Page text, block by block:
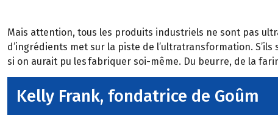
Mais attention, tous les produits industriels ne sont pas
d’ingrédients met sur la piste de l’ultratransformation.
si on aurait pu les fabriquer soi-même. Du beurre, de la
Kelly Frank, fondatrice de Goûm